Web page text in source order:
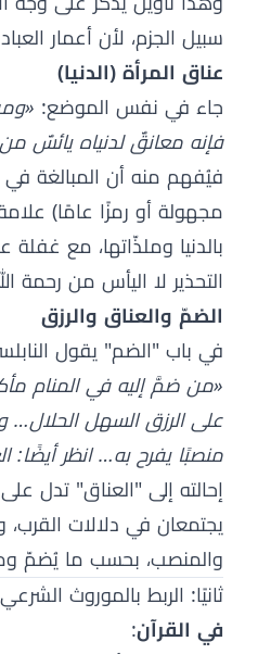
سبيل الجزم، لأن أعمار
عناق المرأة (الدنيا)
جاء في نفس الموضع:
فإنه معانقٌ لدنياه يائسٌ
فيُفهم منه أن المبالغة في
مجهولة أو رمزًا عامًا)
بالدنيا وملذّاتها، مع
التحذير لا اليأس من رحمة
الضمّ والعناق والرزق
في باب "الضم" يقول
«من ضمَّ إليه في المنام
على الرزق السهل
منصبًا يفرح به… انظر أيضًا:
إحالته إلى "العناق" تدل
يجتمعان في دلالات القرب،
والمنصب، بحسب ما يُضمّ
ثانيًا: الربط بالموروث
في القرآن: